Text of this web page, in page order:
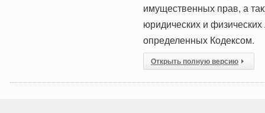
имущественных прав, а
юридических и
определенных Кодексом.
Открыть полную версию